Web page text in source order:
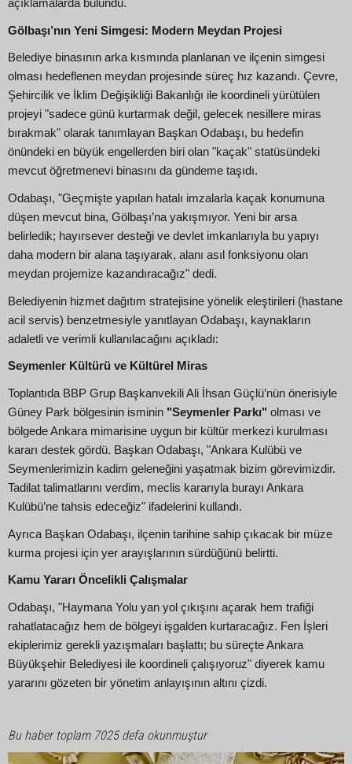
açıklamalarda bulundu.
Gölbaşı’nın Yeni Simgesi: Modern Meydan Projesi
Belediye binasının arka kısmında planlanan ve ilçenin simgesi
olması hedeflenen meydan projesinde süreç hız kazandı. Çevre,
Şehircilik ve İklim Değişikliği Bakanlığı ile koordineli yürütülen
projeyi "sadece günü kurtarmak değil, gelecek nesillere miras
bırakmak" olarak tanımlayan Başkan Odabaşı, bu hedefin
önündeki en büyük engellerden biri olan "kaçak" statüsündeki
mevcut öğretmenevi binasını da gündeme taşıdı.
Odabaşı, "Geçmişte yapılan hatalı imzalarla kaçak konumuna
düşen mevcut bina, Gölbaşı’na yakışmıyor. Yeni bir arsa
belirledik; hayırsever desteği ve devlet imkanlarıyla bu yapıyı
daha modern bir alana taşıyarak, alanı asıl fonksiyonu olan
meydan projemize kazandıracağız" dedi.
Belediyenin hizmet dağıtım stratejisine yönelik eleştirileri (hastane
acil servis) benzetmesiyle yanıtlayan Odabaşı, kaynakların
adaletli ve verimli kullanılacağını açıkladı:
Seymenler Kültürü ve Kültürel Miras
Toplantıda BBP Grup Başkanvekili Ali İhsan Güçlü’nün önerisiyle
Güney Park bölgesinin isminin "Seymenler Parkı" olması ve
bölgede Ankara mimarisine uygun bir kültür merkezi kurulması
kararı destek gördü. Başkan Odabaşı, "Ankara Kulübü ve
Seymenlerimizin kadim geleneğini yaşatmak bizim görevimizdir.
Tadilat talimatlarını verdim, meclis kararıyla burayı Ankara
Kulübü’ne tahsis edeceğiz" ifadelerini kullandı.
Ayrıca Başkan Odabaşı, ilçenin tarihine sahip çıkacak bir müze
kurma projesi için yer arayışlarının sürdüğünü belirtti.
Kamu Yararı Öncelikli Çalışmalar
Odabaşı, "Haymana Yolu yan yol çıkışını açarak hem trafiği
rahatlatacağız hem de bölgeyi işgalden kurtaracağız. Fen İşleri
ekiplerimiz gerekli yazışmaları başlattı; bu süreçte Ankara
Büyükşehir Belediyesi ile koordineli çalışıyoruz" diyerek kamu
yararını gözeten bir yönetim anlayışının altını çizdi.
Bu haber toplam 7025 defa okunmuştur